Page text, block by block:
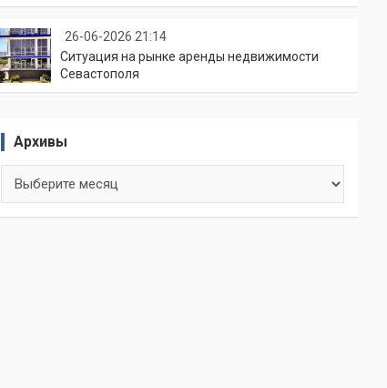
26-06-2026 21:14
Ситуация на рынке аренды недвижимости
Севастополя
Архивы